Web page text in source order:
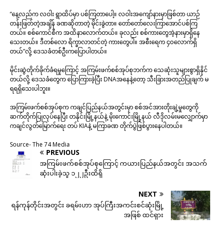
“နေ့လည်က လဝါး ရွာထိပ်မှာ ပစ်ကြတာပေါ့။ လဝါးအကျော်နားမှာဖြစ်တာ ယာဉ်
တန်းဖြတ်တဲ့အချိန် ခဏဆိုတာတဲ့ မိုင်းခွဲတာ။ တော်တော်လေးကြာအောင်ပစ်ကြ
တယ်။ စစ်ကောင်စီက အထိနာလောက်တယ်။ ခုလည်း စစ်ကားတွေအဲ့နားမှာရှိနေ
သေးတယ်။ ဒီတစ်လော ရိက္ခာလာတင်တဲ့ ကားတွေပါ။ အစီးရေက ၄၀လောက်ရှိ
တယ်”လို့ ဒေသခံတစ်ဦးကပြောပါတယ်။
မိုင်းဆွဲတိုက်ခိုက်ခံရမှုကြောင့် အကြမ်းဖက်စစ်အုပ်စုဘက်က သေဆုံးသူများစွာရှိနိုင်
တယ်လို့ ဒေသခံတွေက ပြောကြားခဲ့ပြီး DNAအနေနဲ့တော့ သီးခြားအတည်ပြုချက် မ
ရရရှိသေးပါဘူး။
အကြမ်းဖက်စစ်အုပ်စုက ကချင်ပြည်နယ်အတွင်းမှာ စစ်အင်အားတိုးချဲ့မှုတွေကို
ဆက်တိုက်ပြုလုပ်နေပြီး တနိုင်းမြို့နယ်နဲ့ မိုးကောင်းမြို့နယ် လီဒိုလမ်းမလျှောက်မှာ
ကချင်လွတ်မြောက်ရေး တပ် KIAနဲ့ မကြာခဏ တိုက်ပွဲဖြစ်ပွားနေပါတယ်။
Source- The 74 Media
PREVIOUS
အကြမ်းဖက်စစ်အုပ်စုကြောင့် ကယားပြည်နယ်အတွင်း အသက်
ဆုံးပါးခဲ့သူ ၁၂၂ဦးထိရှိ
NEXT
ရန်ကုန်တိုင်းအတွင်း ခရမ်းဟာ အုပ်ကြီးအကင်းစင်ဆုံးမြို့
အဖြစ် ထင်ရှား